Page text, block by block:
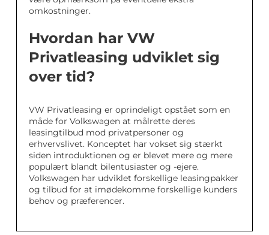
omkostninger.
Hvordan har VW
Privatleasing udviklet sig
over tid?
VW Privatleasing er oprindeligt opstået som en
måde for Volkswagen at målrette deres
leasingtilbud mod privatpersoner og
erhvervslivet. Konceptet har vokset sig stærkt
siden introduktionen og er blevet mere og mere
populært blandt bilentusiaster og -ejere.
Volkswagen har udviklet forskellige leasingpakker
og tilbud for at imødekomme forskellige kunders
behov og præferencer.